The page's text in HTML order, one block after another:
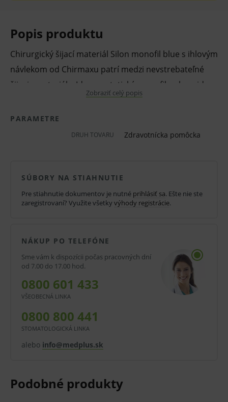
Popis produktu
Chirurgický šijací materiál Silon monofil blue s ihlovým
návlekom od Chirmaxu patrí medzi nevstrebateľné
šijacie materiály. Ide o syntetický monofil polyamid.
Vlákno je charakterizované vysokou pevnosťou v uzle
a hladkým neporéznym povrchom. Silon monofil
podlieha enzymatickej degradácii po jednom roku.
nevstrebateľný
hladký povrch
podlieha enzymatickej degradácii po roku
dĺžka vlákna 1 x 45 cm
3/8 kruhového tvaru, celorezná ihla
modrej farby
Oblasti použitia:
Balenie:
Zobraziť celý popis
PARAMETRE
DRUH TOVARU Zdravotnícka pomôcka
SÚBORY NA STIAHNUTIE
Pre stiahnutie dokumentov je nutné prihlásiť sa. Ešte nie ste
zaregistrovaní? Využite všetky výhody registrácie.
NÁKUP PO TELEFÓNE
Sme vám k dispozícii počas pracovných dní
od 7.00 do 17.00 hod.
0800 601 433
VŠEOBECNÁ LINKA
0800 800 441
STOMATOLOGICKÁ LINKA
alebo info@medplus.sk